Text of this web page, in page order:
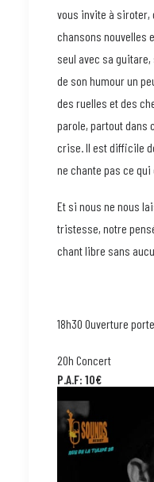
vous invite à siroter,
chansons nouvelles
seul avec sa
de son humour un
des ruelles et des
parole, partout dans
crise. Il est difficile
ne chante pas ce qui
Et si nous ne nous
tristesse, notre
chant libre sans
18h30 Ouverture
20h Concert
P.A.F: 10€